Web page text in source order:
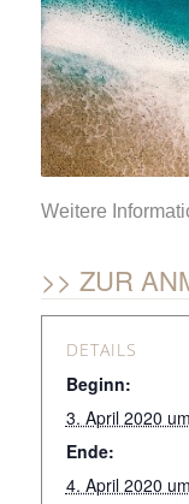
Weitere
ZUR
DETAILS
Beginn:
3. April 2020
Ende:
4. April 2020